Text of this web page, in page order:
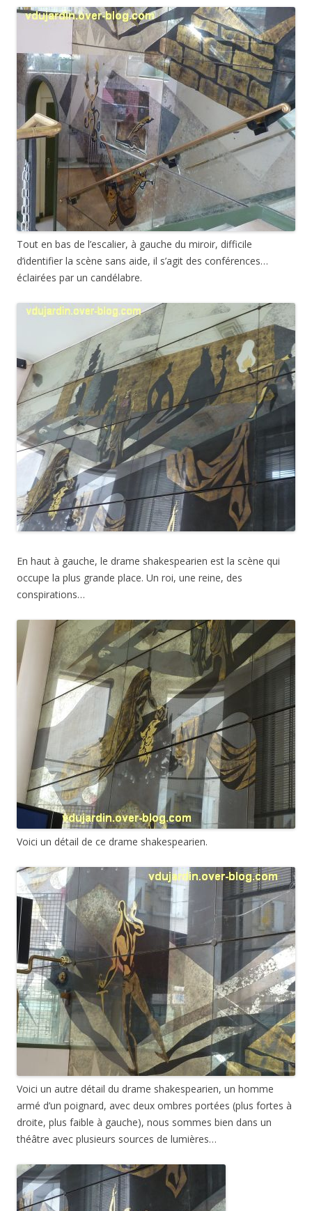
Tout en bas de l’escalier, à gauche du miroir, difficile
d’identifier la scène sans aide, il s’agit des conférences…
éclairées par un candélabre.
En haut à gauche, le drame shakespearien est la scène qui
occupe la plus grande place. Un roi, une reine, des
conspirations…
Voici un détail de ce drame shakespearien.
Voici un autre détail du drame shakespearien, un homme
armé d’un poignard, avec deux ombres portées (plus fortes à
droite, plus faible à gauche), nous sommes bien dans un
théâtre avec plusieurs sources de lumières…